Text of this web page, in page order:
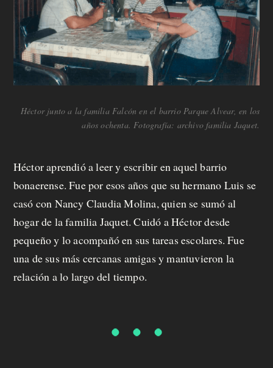
Héctor junto a la familia Falcón en el barrio Parque Alvear, en los
años ochenta. Fotografía: archivo familia Jaquet.
Héctor aprendió a leer y escribir en aquel barrio
bonaerense. Fue por esos años que su hermano Luis se
casó con Nancy Claudia Molina, quien se sumó al
hogar de la familia Jaquet. Cuidó a Héctor desde
pequeño y lo acompañó en sus tareas escolares. Fue
una de sus más cercanas amigas y mantuvieron la
relación a lo largo del tiempo.